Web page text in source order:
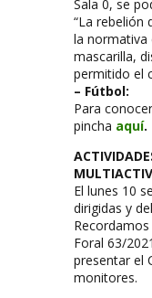
Sala 0, se
“La rebelión
la normativa
mascarilla,
permitido el
– Fútbol:
Para
pincha aquí.
El lunes 10
dirigidas y
Foral 63/
presentar el
monitores.